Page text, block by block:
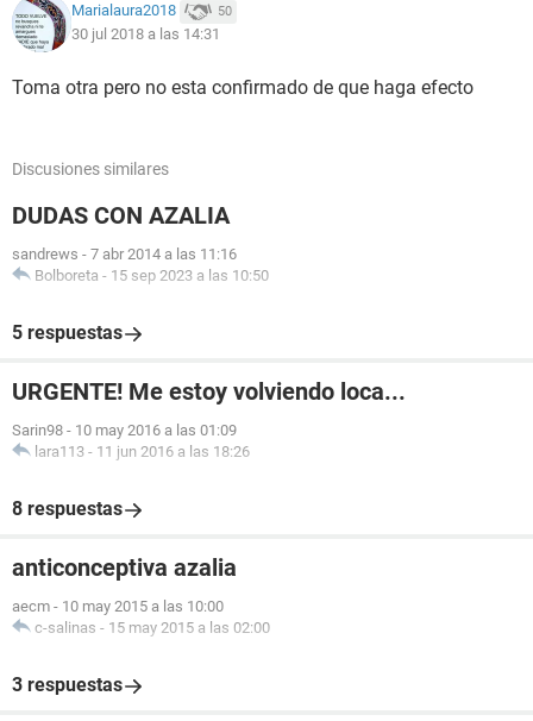
Marialaura2018 50
30 jul 2018 a las 14:31
Toma otra pero no esta confirmado de que haga efecto
Discusiones similares
DUDAS CON AZALIA
sandrews - 7 abr 2014 a las 11:16
Bolboreta - 15 sep 2023 a las 10:50
5 respuestas
URGENTE! Me estoy volviendo loca...
Sarin98 - 10 may 2016 a las 01:09
lara113 - 11 jun 2016 a las 18:26
8 respuestas
anticonceptiva azalia
aecm - 10 may 2015 a las 10:00
c-salinas - 15 may 2015 a las 02:00
3 respuestas